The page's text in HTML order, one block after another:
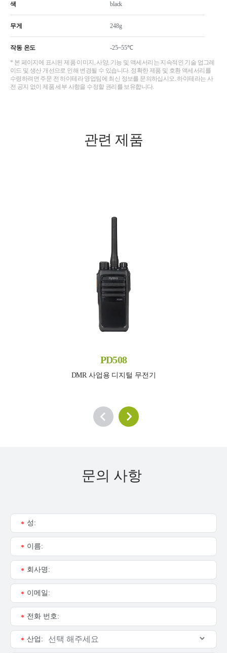
색 black
무게 248g
작동 온도 -25~55℃
* 본 페이지에 표시된 제품 이미지, 사양, 기능 및 액세서리는 지속적인 기술 업그레
이드 및 생산 개선으로 인해 변경될 수 있습니다. 정확한 제품 및 호환 액세서리를
수령하려면 주문 전 하이테라 영업팀에 최신 정보를 문의하십시오. 하이테라는 사
전 공지 없이 제품 세부 사항을 수정할 권리를 보유합니다.
관련 제품
PD508
DMR 사업용 디지털 무전기
문의 사항
성:
*
이름:
*
회사명:
*
이메일:
*
전화 번호:
*
산업:
*